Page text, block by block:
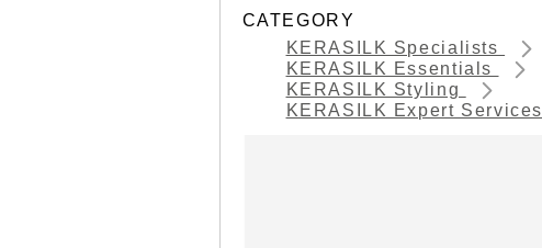
CATEGORY
KERASILK Specialists
KERASILK Essentials
KERASILK Styling
KERASILK Expert Services